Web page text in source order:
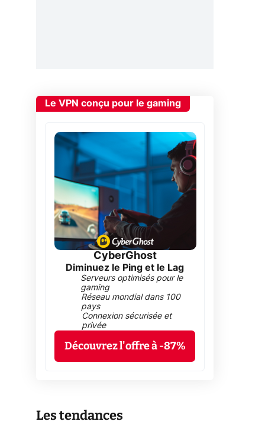
Le VPN conçu pour le gaming
CyberGhost
Diminuez le Ping et le Lag
Serveurs optimisés pour le
gaming
Réseau mondial dans 100
pays
Connexion sécurisée et
privée
Découvrez l'offre à -87%
Les tendances